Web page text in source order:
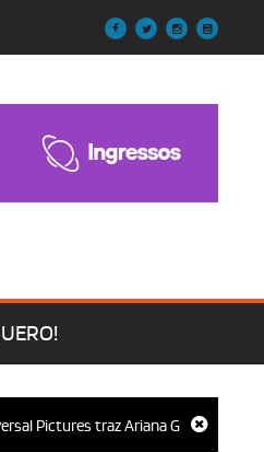
traz Ariana Grande, Cynthia Erivo,